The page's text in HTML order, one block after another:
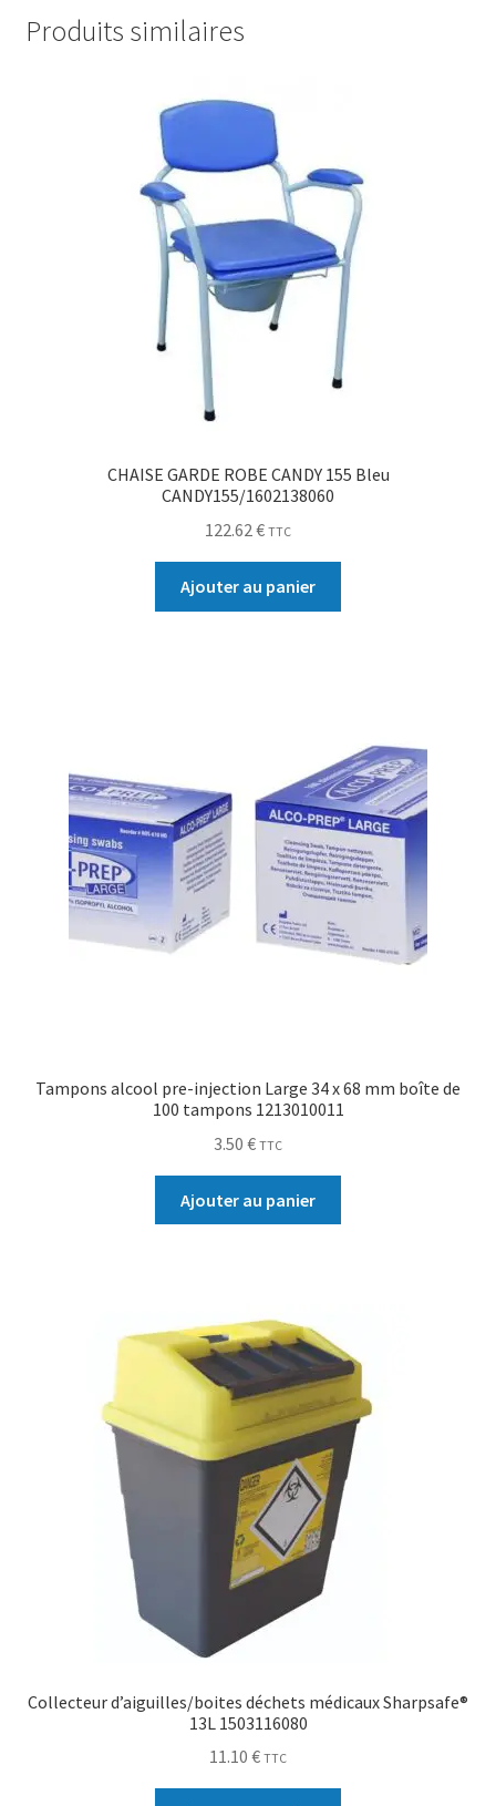
Produits similaires
CHAISE GARDE ROBE CANDY 155 Bleu
CANDY155/1602138060
122.62 € TTC
Ajouter au panier
Tampons alcool pre-injection Large 34 x 68 mm boîte de
100 tampons 1213010011
3.50 € TTC
Ajouter au panier
Collecteur d’aiguilles/boites déchets médicaux Sharpsafe®
13L 1503116080
11.10 € TTC